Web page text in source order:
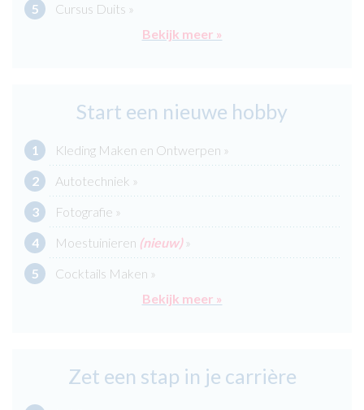
Cursus Duits »
Bekijk meer »
Start een nieuwe hobby
Kleding Maken en Ontwerpen »
Autotechniek »
Fotografie »
Moestuinieren (nieuw)»
Cocktails Maken »
Bekijk meer »
Zet een stap in je carrière